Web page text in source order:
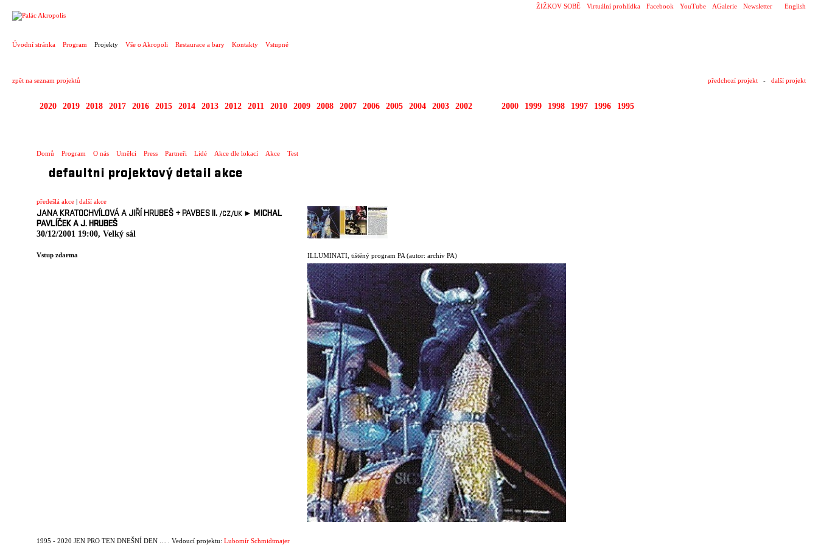
English
ŽIŽKOV SOBĚ Virtuální prohlídka Facebook YouTube AGalerie Newsletter
Úvodní stránka Program Projekty Vše o Akropoli Restaurace a bary Kontakty Vstupné
zpět na seznam projektů předchozí projekt - další projekt
2020 2019 2018 2017 2016 2015 2014 2013 2012 2011 2010 2009 2008 2007 2006 2005 2004 2003 2002 2000 1999 1998 1997 1996 1995
Domů Program O nás Umělci Press Partneři Lidé Akce dle lokací Akce Test
defaultni projektový detail akce
předešlá akce | další akce
JANA KRATOCHVÍLOVÁ A JIŘÍ HRUBEŠ +PAVBES II. /CZ/UK► MICHAL
PAVLÍČEK A J. HRUBEŠ
30/12/2001 19:00, Velký sál
Vstup zdarma ILLUMINATI, tištěný program PA (autor: archiv PA)
1995 - 2020 JEN PRO TEN DNEŠNÍ DEN … . Vedoucí projektu: Lubomír Schmidtmajer